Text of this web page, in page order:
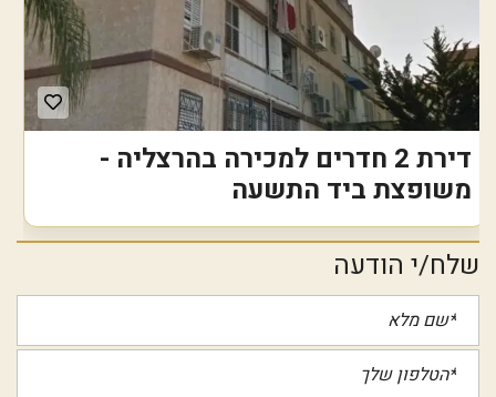
דירת 2 חדרים למכירה בהרצליה -
משופצת ביד התשעה
שלח/י הודעה